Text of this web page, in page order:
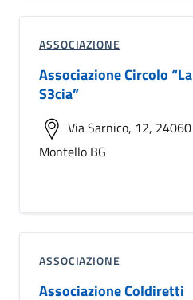
ASSOCIAZIONE
Associazione Circolo “La
S3cia”
Via Sarnico, 12, 24060
Montello BG
ASSOCIAZIONE
Associazione Coldiretti